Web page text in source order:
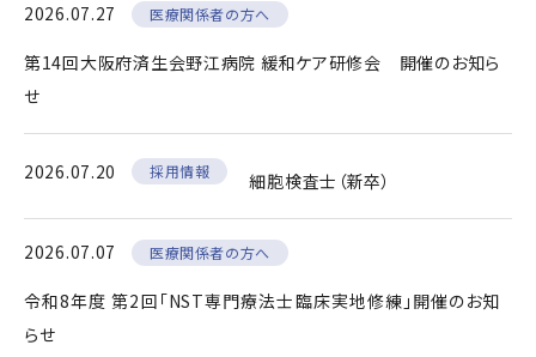
2026.07.27 医療関係者の方へ
第14回大阪府済生会野江病院 緩和ケア研修会 開催のお知ら
せ
2026.07.20 採用情報 細胞検査士（新卒）
2026.07.07 医療関係者の方へ
令和8年度 第2回「NST専門療法士臨床実地修練」開催のお知
らせ